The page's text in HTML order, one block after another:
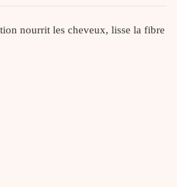
nourrit les cheveux, lisse la fibre